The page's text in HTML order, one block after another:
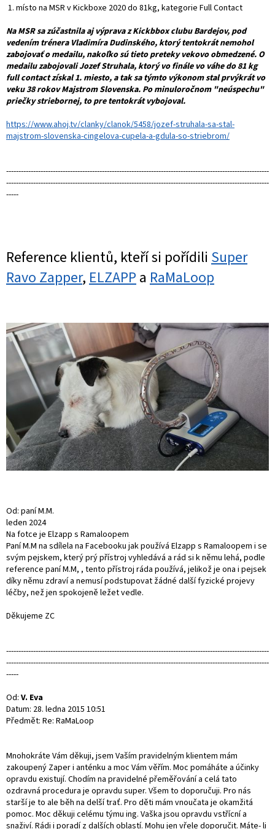
1. místo na MSR v Kickboxe 2020 do 81kg, kategorie Full Contact
Na MSR sa zúčastnila aj výprava z Kickbbox clubu Bardejov, pod
vedením trénera Vladimíra Dudinského, ktorý tentokrát nemohol
zabojovať o medailu, nakoľko sú tieto preteky vekovo obmedzené. O
medailu zabojovali Jozef Struhala, ktorý vo finále vo váhe do 81 kg
full contact získal 1. miesto, a tak sa týmto výkonom stal prvýkrát vo
veku 38 rokov Majstrom Slovenska. Po minuloročnom "neúspechu"
priečky striebornej, to pre tentokrát vybojoval.
https://www.ahoj.tv/clanky/clanok/5458/jozef-struhala-sa-stal-
majstrom-slovenska-cingelova-cupela-a-gdula-so-striebrom/
-----------------------------------------------------------------------------------------------------------
-----------------------------------------------------------------------------------------------------------
-----
Reference klientů, kteří si pořídili Super
Ravo Zapper, ELZAPP a RaMaLoop
Od: paní M.M.
leden 2024
Na fotce je Elzapp s Ramaloopem
Paní M.M na sdílela na Facebooku jak používá Elzapp s Ramaloopem i se
svým pejskem, který prý přístroj vyhledává a rád si k němu lehá, podle
reference paní M.M, , tento přístroj ráda používá, jelikož je ona i pejsek
díky němu zdraví a nemusí podstupovat žádné další fyzické projevy
léčby, než jen spokojeně ležet vedle.
Děkujeme ZC
-----------------------------------------------------------------------------------------------------------
-----------------------------------------------------------------------------------------------------------
-----
Od: V. Eva
Datum: 28. ledna 2015 10:51
Předmět: Re: RaMaLoop
Mnohokráte Vám děkuji, jsem Vaším pravidelným klientem mám
zakoupený Zaper i anténku a moc Vám věřím. Moc pomáháte a účinky
opravdu existují. Chodím na pravidelné přeměřování a celá tato
ozdravná procedura je opravdu super. Všem to doporučuji. Pro nás
starší je to ale běh na delší trať. Pro děti mám vnoučata je okamžitá
pomoc. Moc děkuji celému týmu ing. Vaška jsou opravdu vstřícní a
snaživí. Rádi i poradí z dalších oblastí. Mohu jen vřele doporučit. Máte- li